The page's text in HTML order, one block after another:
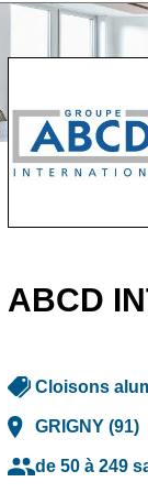
ABCD
Cloisons
GRIGNY (91)
de 50 à 249